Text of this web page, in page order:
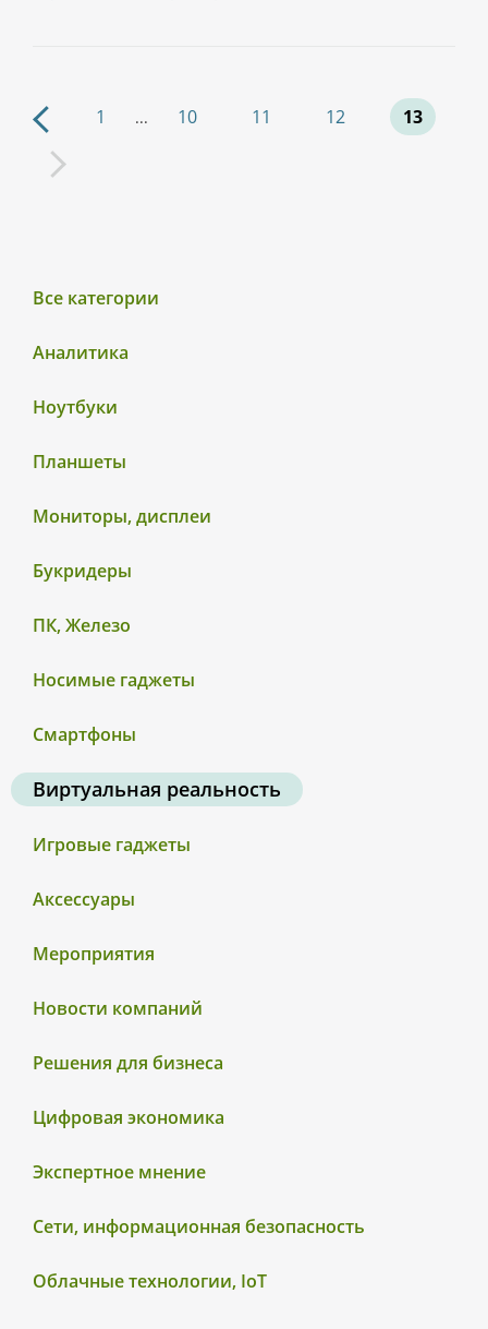
Все категории
Аналитика
Ноутбуки
Планшеты
Мониторы, дисплеи
Букридеры
ПК, Железо
Носимые гаджеты
Смартфоны
Виртуальная реальность
Игровые гаджеты
Аксессуары
Мероприятия
Новости компаний
Решения для бизнеса
Цифровая экономика
Экспертное мнение
Сети, информационная безопасность
Облачные технологии, IoT
1 ... 10 11 12 13